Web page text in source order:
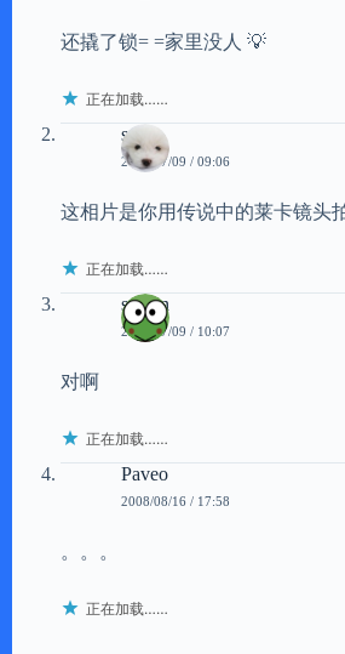
还撬了锁= =家里没人 💡
正在加载……
sein
2008/07/09 / 09:06
这相片是你用传说中的莱卡镜头
正在加载……
scavin
2008/07/09 / 10:07
对啊
正在加载……
Paveo
2008/08/16 / 17:58
。。。
正在加载……